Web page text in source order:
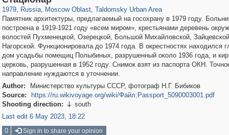
1979, Russia, Moscow Oblast, Taldomsky Urban Area
Памятник архитектуры, предлагаемый на госохрану в 1979 году.
построена в 1919-1921 году «всем миром», крестьянами деревень
волостей Пухменецкой, Озерецкой, Большой Михайловской,
Нагорской. Функционировала до 1974 года. В окрестностях находился
дом усадьбы помещиц Полыбиных, разрушенный около 1936 года, и
церковь, разрушенная в 1952 году. Снимок взят из паспорта ОКН.
направление нуждаются в уточнении.
Author:
Министерство культуры СССР, фотограф Н.Г. Бибиков
Source:
https://ru.wikivoyage.org/wiki/Файл:Passport_5090003001.pdf
Shooting direction:  south
Last edit 6 May 2023, 18:22
0
Sign in to share your opinion